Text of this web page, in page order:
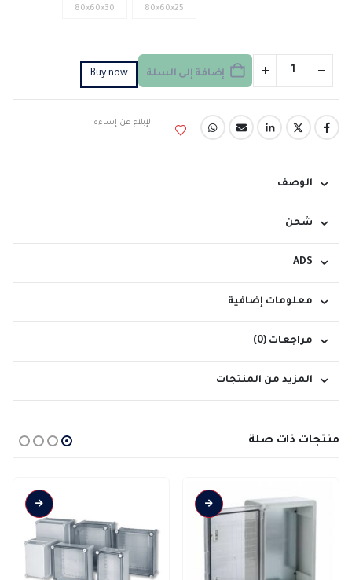
80x60x25
80x60x30
إضافة إلى السلة Buy now
الإبلاغ عن إساءة
الوصف
شحن
ADS
معلومات إضافية
مراجعات (0)
المزيد من المنتجات
منتجات ذات صلة